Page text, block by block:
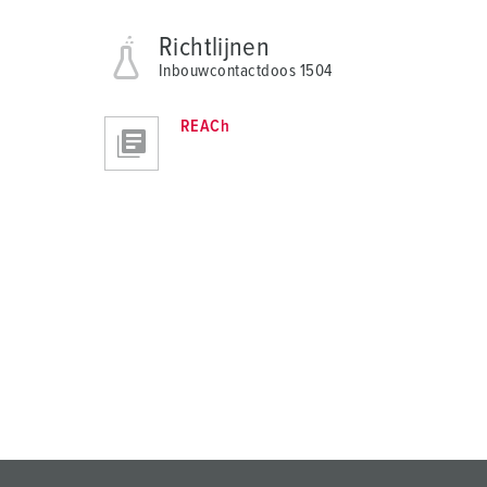
Richtlijnen
Inbouwcontactdoos 1504
REACh